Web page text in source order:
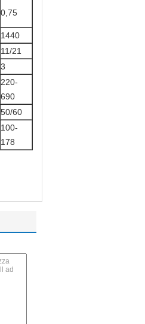
0,75
1440
11/21
3
220-
690
50/60
100-
178